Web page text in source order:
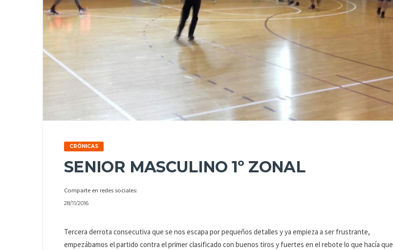
CRÓNICAS
SENIOR MASCULINO 1º ZONAL
Comparte en redes sociales:
28/11/2016
Tercera derrota consecutiva que se nos escapa por pequeños detalles y ya empieza a ser frustrante,
empezábamos el partido contra el primer clasificado con buenos tiros y fuertes en el rebote lo que hacía que